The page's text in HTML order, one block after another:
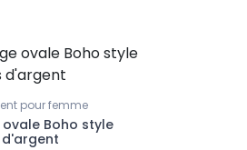
pour femme
Boho style